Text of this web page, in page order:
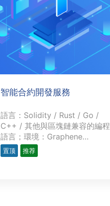
智能合約開發服務
語言：Solidity / Rust / Go /
C++ / 其他與區塊鏈兼容的編程
語言；環境：Graphene
Bitshares / Hyperledger /
l3cos / TRON / Ethereum /
置顶 推荐